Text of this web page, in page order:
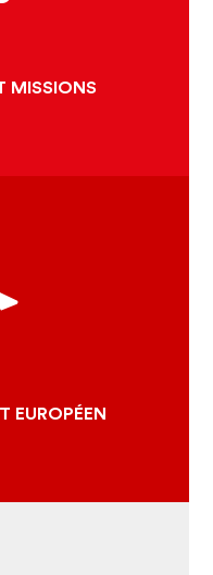
MISSIONS
EUROPÉEN